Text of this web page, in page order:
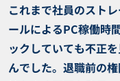
これまで社員のスト
ールによるPC稼働時
ックしていても不正
んでした。退職前の